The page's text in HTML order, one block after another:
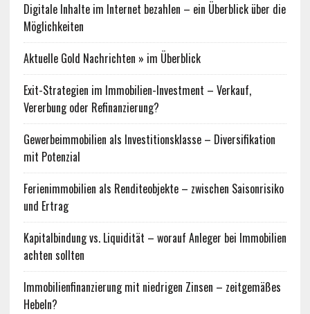
Digitale Inhalte im Internet bezahlen – ein Überblick über die
Möglichkeiten
Aktuelle Gold Nachrichten » im Überblick
Exit-Strategien im Immobilien-Investment – Verkauf,
Vererbung oder Refinanzierung?
Gewerbeimmobilien als Investitionsklasse – Diversifikation
mit Potenzial
Ferienimmobilien als Renditeobjekte – zwischen Saisonrisiko
und Ertrag
Kapitalbindung vs. Liquidität – worauf Anleger bei Immobilien
achten sollten
Immobilienfinanzierung mit niedrigen Zinsen – zeitgemäßes
Hebeln?